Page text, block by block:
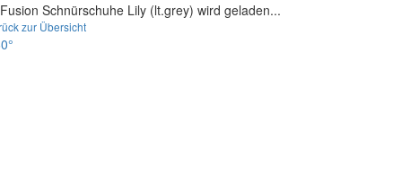
Fusion Schnürschuhe Lily (lt.grey) wird geladen...
zur Übersicht